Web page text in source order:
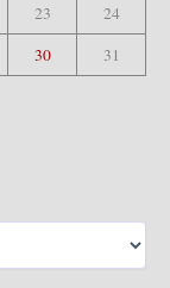
23
24
30 31